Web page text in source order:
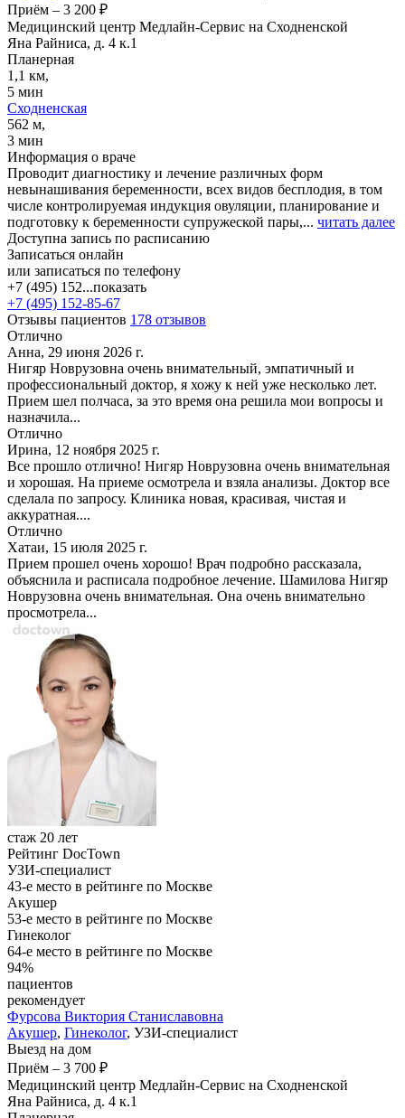
Приём – 3 200 ₽
Медицинский центр Медлайн-Сервис на Сходненской
Яна Райниса, д. 4 к.1
Планерная
1,1 км,
5 мин
Сходненская
562 м,
3 мин
Информация о враче
Проводит диагностику и лечение различных форм
невынашивания беременности, всех видов бесплодия, в том
числе контролируемая индукция овуляции, планирование и
подготовку к беременности супружеской пары,... читать далее
Доступна запись по расписанию
Записаться онлайн
или записаться по телефону
+7 (495) 152...показать
+7 (495) 152-85-67
Отзывы пациентов 178 отзывов
Отлично
Анна, 29 июня 2026 г.
Нигяр Новрузовна очень внимательный, эмпатичный и
профессиональный доктор, я хожу к ней уже несколько лет.
Прием шел полчаса, за это время она решила мои вопросы и
назначила...
Отлично
Ирина, 12 ноября 2025 г.
Все прошло отлично! Нигяр Новрузовна очень внимательная
и хорошая. На приеме осмотрела и взяла анализы. Доктор все
сделала по запросу. Клиника новая, красивая, чистая и
аккуратная....
Отлично
Хатаи, 15 июля 2025 г.
Прием прошел очень хорошо! Врач подробно рассказала,
объяснила и расписала подробное лечение. Шамилова Нигяр
Новрузовна очень внимательная. Она очень внимательно
просмотрела...
стаж 20 лет
Рейтинг DocTown
УЗИ-специалист
43-е место в рейтинге по Москве
Акушер
53-е место в рейтинге по Москве
Гинеколог
64-е место в рейтинге по Москве
94%
пациентов
рекомендует
Фурсова Виктория Станиславовна
Акушер, Гинеколог, УЗИ-специалист
Выезд на дом
Приём – 3 700 ₽
Медицинский центр Медлайн-Сервис на Сходненской
Яна Райниса, д. 4 к.1